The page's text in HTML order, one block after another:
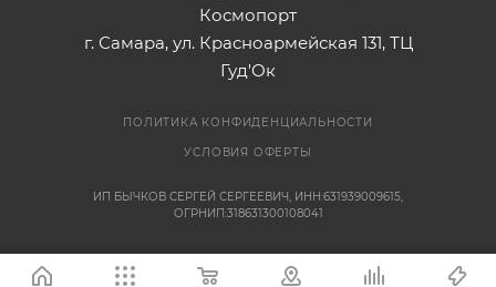
Космопорт
г. Самара, ул. Красноармейская 131, ТЦ
Гуд'Ок
ПОЛИТИКА КОНФИДЕНЦИАЛЬНОСТИ
УСЛОВИЯ ОФЕРТЫ
ИП БЫЧКОВ СЕРГЕЙ СЕРГЕЕВИЧ, ИНН:631939009615,
ОГРНИП:318631300108041